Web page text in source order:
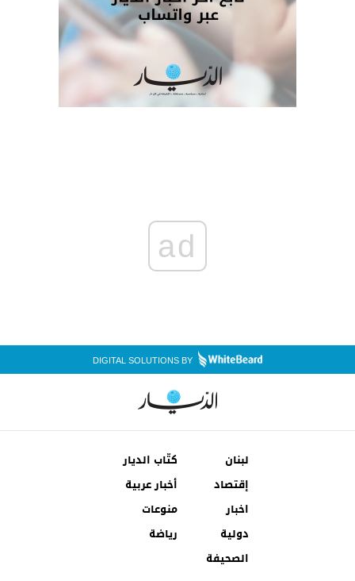
ad
DIGITAL SOLUTIONS BY
لبنان
كتّاب الديار
إقتصاد
أخبار عربية
اخبار
دولية
منوعات
رياضة
الصحيفة